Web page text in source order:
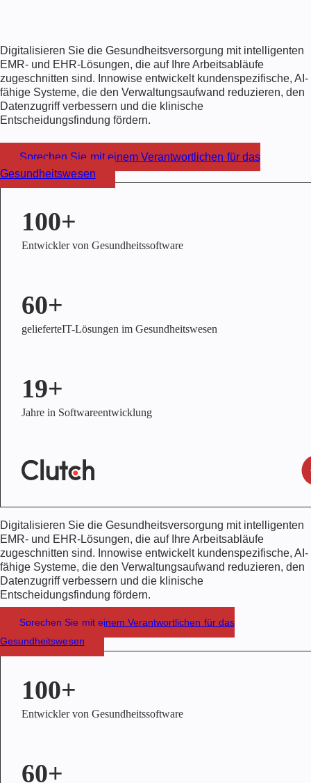
Digitalisieren Sie die Gesundheitsversorgung mit intelligenten
EMR- und EHR-Lösungen, die auf Ihre Arbeitsabläufe
zugeschnitten sind. Innowise entwickelt kundenspezifische, AI-
fähige Systeme, die den Verwaltungsaufwand reduzieren, den
Datenzugriff verbessern und die klinische
Entscheidungsfindung fördern.
Sprechen Sie mit einem Verantwortlichen für das
Gesundheitswesen
100+
Entwickler von Gesundheitssoftware
60+
gelieferteIT-Lösungen im Gesundheitswesen
19+
Jahre in Softwareentwicklung
Digitalisieren Sie die Gesundheitsversorgung mit intelligenten
EMR- und EHR-Lösungen, die auf Ihre Arbeitsabläufe
zugeschnitten sind. Innowise entwickelt kundenspezifische, AI-
fähige Systeme, die den Verwaltungsaufwand reduzieren, den
Datenzugriff verbessern und die klinische
Entscheidungsfindung fördern.
Sprechen Sie mit einem Verantwortlichen für das
Gesundheitswesen
100+
Entwickler von Gesundheitssoftware
60+